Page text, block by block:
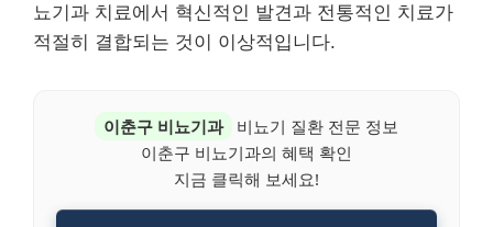
뇨기과 치료에서 혁신적인 발견과 전통적인 치료가
적절히 결합되는 것이 이상적입니다.
이춘구 비뇨기과
비뇨기 질환 전문 정보
이춘구 비뇨기과의 혜택 확인
지금 클릭해 보세요!